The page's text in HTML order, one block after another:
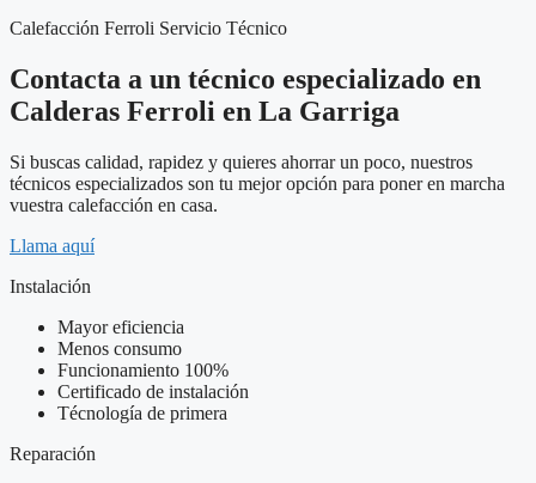
Calefacción Ferroli Servicio Técnico
Contacta a un técnico especializado en
Calderas Ferroli en La Garriga
Si buscas calidad, rapidez y quieres ahorrar un poco, nuestros
técnicos especializados son tu mejor opción para poner en marcha
vuestra calefacción en casa.
Llama aquí
Instalación
Mayor eficiencia
Menos consumo
Funcionamiento 100%
Certificado de instalación
Técnología de primera
Reparación